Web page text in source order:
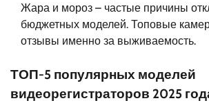
Жара и мороз – частые причины
бюджетных моделей. Топовые
отзывы именно за выживаемость.
ТОП-5 популярных моделей
видеорегистраторов 2025